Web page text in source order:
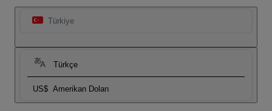
Türkiye
Türkçe
US$ Amerikan Doları